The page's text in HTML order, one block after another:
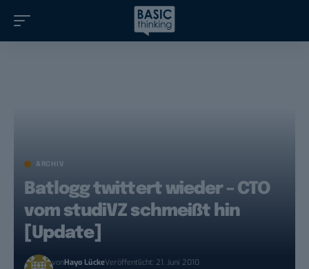
ARCHIV
Batlogg twittert wieder – CTO
vom studiVZ schmeißt hin
[Update]
vonHayo LückeVeröffentlicht: 21. Juni 2010